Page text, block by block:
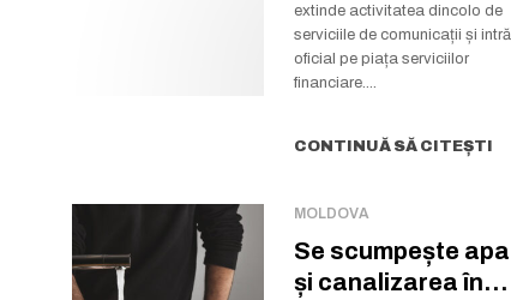
extinde activitatea dincolo de
serviciile de comunicații și intră
oficial pe piața serviciilor
financiare....
CONTINUĂ SĂ CITEȘTI
MOLDOVA
Se scumpește apa
și canalizarea în